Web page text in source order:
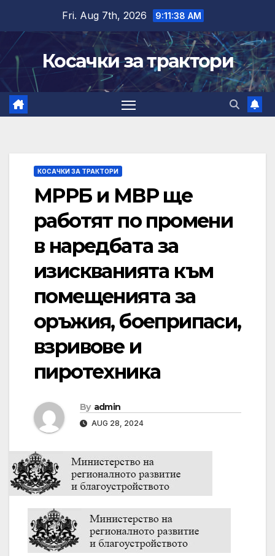
content
Fri. Aug 7th, 2026 9:11:39 AM
Косачки за трактори
КОСАЧКИ ЗА ТРАКТОРИ
МРРБ и МВР ще
работят по промени
в наредбата за
изискванията към
помещенията за
оръжия, боеприпаси,
взривове и
пиротехника
By admin
AUG 28, 2024